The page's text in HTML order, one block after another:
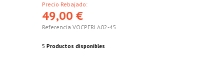
Precio Rebajado:
49,00 €
Referencia VOCPERLA02-45
5 Productos disponibles